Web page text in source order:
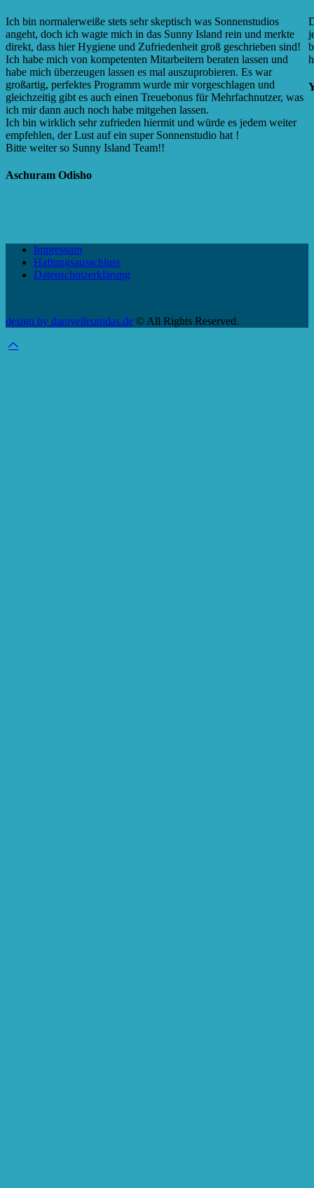
Ich bin normalerweiße stets sehr skeptisch was Sonnenstudios
angeht, doch ich wagte mich in das Sunny Island rein und merkte
direkt, dass hier Hygiene und Zufriedenheit groß geschrieben sind!
Ich habe mich von kompetenten Mitarbeitern beraten lassen und
habe mich überzeugen lassen es mal auszuprobieren. Es war
großartig, perfektes Programm wurde mir vorgeschlagen und
gleichzeitig gibt es auch einen Treuebonus für Mehrfachnutzer, was
ich mir dann auch noch habe mitgehen lassen.
Ich bin wirklich sehr zufrieden hiermit und würde es jedem weiter
empfehlen, der Lust auf ein super Sonnenstudio hat !
Bitte weiter so Sunny Island Team!!
Aschuram Odisho
Impressum
Haftungsausschluss
Datenschutzerklärung
design by daniyelleonidas.de © All Rights Reserved.